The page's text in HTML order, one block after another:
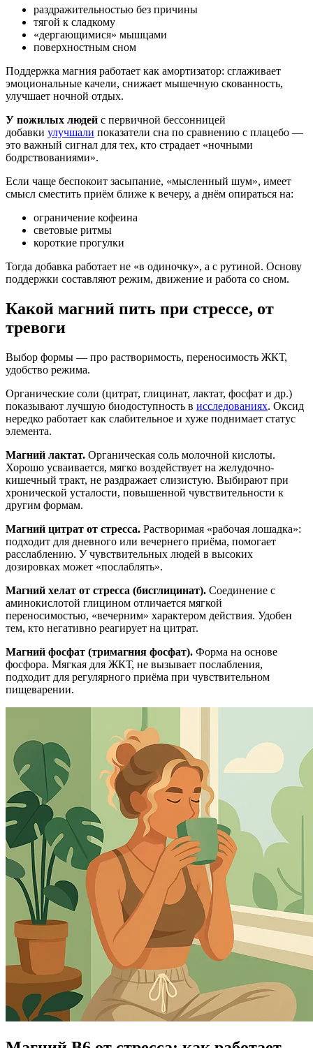
раздражительностью без причины
тягой к сладкому
«дергающимися» мышцами
поверхностным сном
Поддержка магния работает как амортизатор: сглаживает
эмоциональные качели, снижает мышечную скованность,
улучшает ночной отдых.
У пожилых людей с первичной бессонницей
добавки улучшали показатели сна по сравнению с плацебо —
это важный сигнал для тех, кто страдает «ночными
бодрствованиями».
Если чаще беспокоит засыпание, «мысленный шум», имеет
смысл сместить приём ближе к вечеру, а днём опираться на:
ограничение кофеина
световые ритмы
короткие прогулки
Тогда добавка работает не «в одиночку», а с рутиной. Основу
поддержки составляют режим, движение и работа со сном.
Какой магний пить при стрессе, от
тревоги
Выбор формы — про растворимость, переносимость ЖКТ,
удобство режима.
Органические соли (цитрат, глицинат, лактат, фосфат и др.)
показывают лучшую биодоступность в исследованиях. Оксид
нередко работает как слабительное и хуже поднимает статус
элемента.
Магний лактат. Органическая соль молочной кислоты.
Хорошо усваивается, мягко воздействует на желудочно-
кишечный тракт, не раздражает слизистую. Выбирают при
хронической усталости, повышенной чувствительности к
другим формам.
Магний цитрат от стресса. Растворимая «рабочая лошадка»:
подходит для дневного или вечернего приёма, помогает
расслаблению. У чувствительных людей в высоких
дозировках может «послаблять».
Магний хелат от стресса (бисглицинат). Соединение с
аминокислотой глицином отличается мягкой
переносимостью, «вечерним» характером действия. Удобен
тем, кто негативно реагирует на цитрат.
Магний фосфат (тримагния фосфат). Форма на основе
фосфора. Мягкая для ЖКТ, не вызывает послабления,
подходит для регулярного приёма при чувствительном
пищеварении.